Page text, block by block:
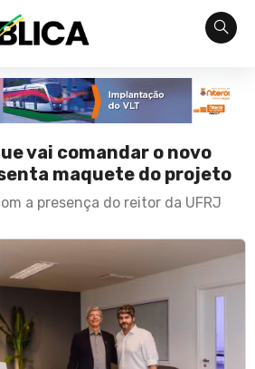
vai comandar o novo
maquete do projeto
a presença do reitor da UFRJ